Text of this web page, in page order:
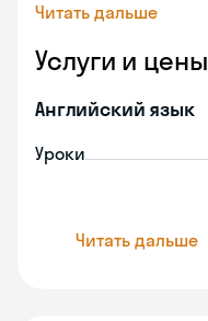
Читать дальше
Услуги и цены
Английский язык
Уроки
Читать дальше